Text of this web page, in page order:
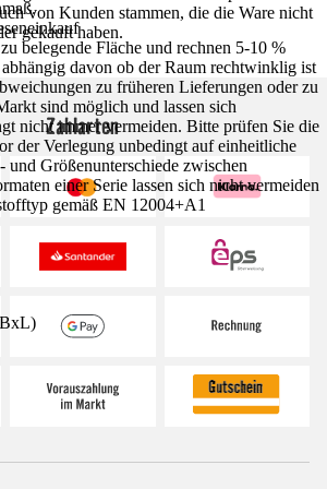
belegende Fläche und rechnen 5-10 %
davon ob der Raum rechtwinklig ist
zu früheren Lieferungen oder zu
sind möglich und lassen sich
nicht immer vermeiden. Bitte prüfen Sie die
der Verlegung unbedingt auf einheitliche
und Größenunterschiede zwischen
einer Serie lassen sich nicht vermeiden
gemäß EN 12004+A1
von Kunden stammen, die die Ware nicht
gekauft haben.
Zahlarten